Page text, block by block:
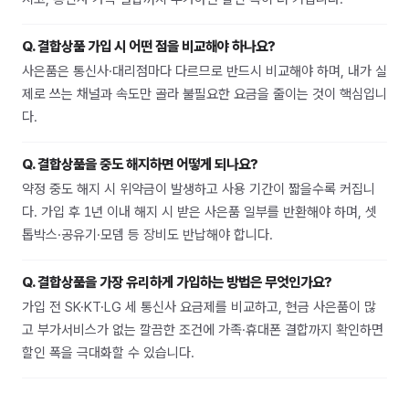
Q.결합상품 가입 시 어떤 점을 비교해야 하나요?
사은품은 통신사·대리점마다 다르므로 반드시 비교해야 하며, 내가 실
제로 쓰는 채널과 속도만 골라 불필요한 요금을 줄이는 것이 핵심입니
다.
Q.결합상품을 중도 해지하면 어떻게 되나요?
약정 중도 해지 시 위약금이 발생하고 사용 기간이 짧을수록 커집니
다. 가입 후 1년 이내 해지 시 받은 사은품 일부를 반환해야 하며, 셋
톱박스·공유기·모뎀 등 장비도 반납해야 합니다.
Q.결합상품을 가장 유리하게 가입하는 방법은 무엇인가요?
가입 전 SK·KT·LG 세 통신사 요금제를 비교하고, 현금 사은품이 많
고 부가서비스가 없는 깔끔한 조건에 가족·휴대폰 결합까지 확인하면
할인 폭을 극대화할 수 있습니다.